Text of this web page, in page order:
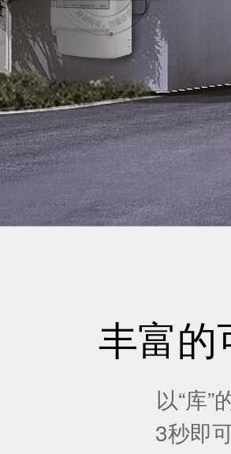
丰富的
以“库”
3秒即